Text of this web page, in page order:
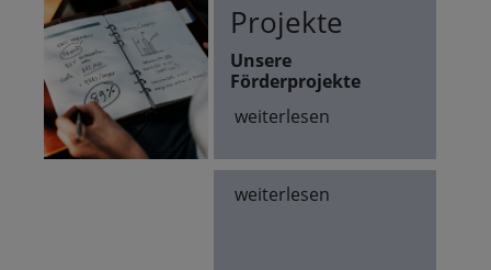
Projekte
Unsere
Förderprojekte
weiterlesen
weiterlesen